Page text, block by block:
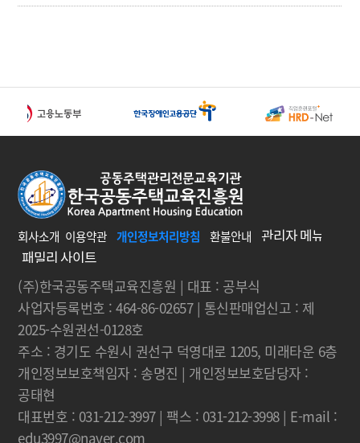
회사소개 이용약관 개인정보처리방침 환불안내
(주)한국공동주택교육진흥원 | 대표 : 공부식
사업자등록번호 : 464-86-02657 | 통신판매업신고 : 제
2025-수원권선-0128호
주소 : 경기도 수원시 권선구 덕영대로 1205, 미래타운 6층
개인정보보호책임자 : 송명진 | 개인정보보호담당자 :
공태현
대표번호 : 031-212-3997 | 팩스 : 031-212-3998 | E-mail :
edu3997@naver.com